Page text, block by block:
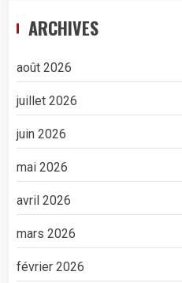
ARCHIVES
août 2026
juillet 2026
juin 2026
mai 2026
avril 2026
mars 2026
février 2026